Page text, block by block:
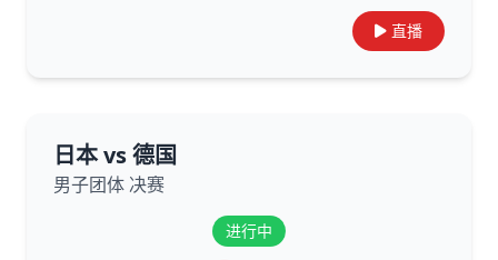
直播
日本 vs 德国
男子团体 决赛
进行中